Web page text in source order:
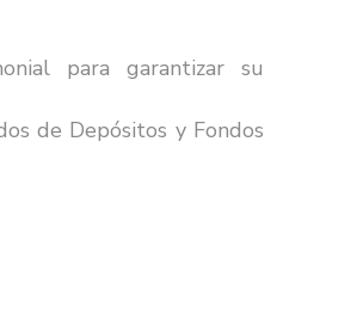
para garantizar su
de Depósitos y Fondos